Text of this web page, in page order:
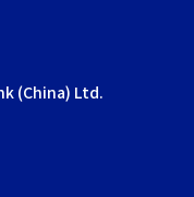
(China) Ltd.